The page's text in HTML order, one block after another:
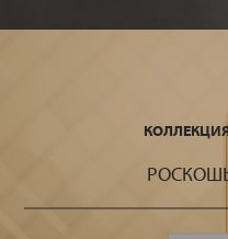
КОЛЛЕКЦИЯ